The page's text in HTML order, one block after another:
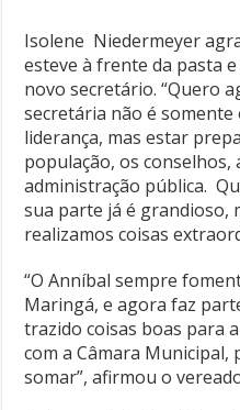
Isolene Niedermeyer
esteve à frente da pasta
novo secretário. “Quero
secretária não é
liderança, mas estar
população, os conselhos,
administração pública.
sua parte já é grandioso,
realizamos coisas
“O Anníbal sempre
Maringá, e agora faz
trazido coisas boas para
com a Câmara Municipal,
somar”, afirmou o